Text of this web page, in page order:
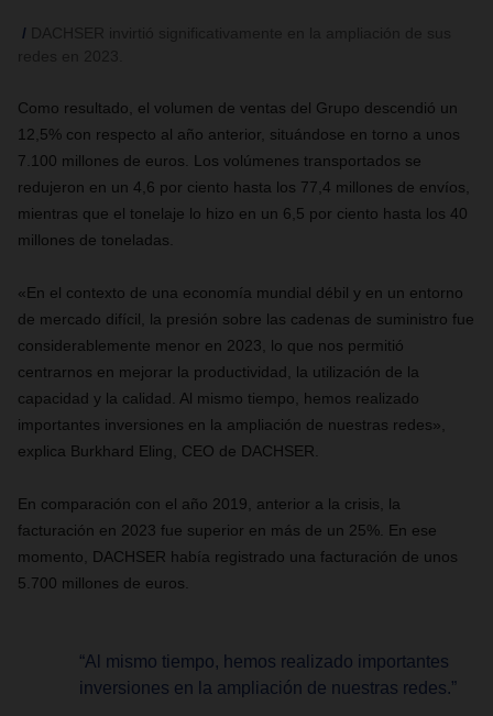
Como resultado, el volumen de ventas del Grupo descendió un
12,5% con respecto al año anterior, situándose en torno a unos
7.100 millones de euros. Los volúmenes transportados se
redujeron en un 4,6 por ciento hasta los 77,4 millones de envíos,
mientras que el tonelaje lo hizo en un 6,5 por ciento hasta los 40
millones de toneladas.
«En el contexto de una economía mundial débil y en un entorno
de mercado difícil, la presión sobre las cadenas de suministro fue
considerablemente menor en 2023, lo que nos permitió
centrarnos en mejorar la productividad, la utilización de la
capacidad y la calidad. Al mismo tiempo, hemos realizado
importantes inversiones en la ampliación de nuestras redes»,
explica Burkhard Eling, CEO de DACHSER.
En comparación con el año 2019, anterior a la crisis, la
facturación en 2023 fue superior en más de un 25%. En ese
momento, DACHSER había registrado una facturación de unos
5.700 millones de euros.
“Al mismo tiempo, hemos realizado importantes
inversiones en la ampliación de nuestras redes.”